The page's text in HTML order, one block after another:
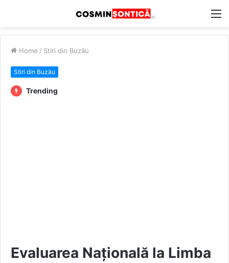
Home / Stiri din Buzău
Stiri din Buzău
Trending
Evaluarea Națională la Limba